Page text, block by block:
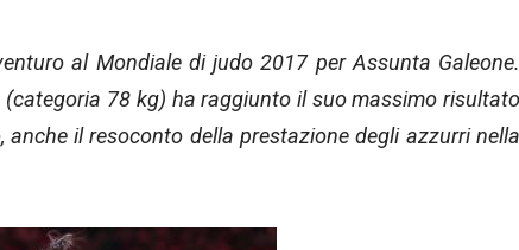
al Mondiale di judo 2017 per Assunta Galeone.
78 kg) ha raggiunto il suo massimo risultato
il resoconto della prestazione degli azzurri nella